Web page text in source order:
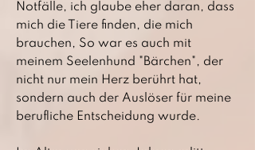
Notfälle, ich glaube eher daran, dass
mich die Tiere finden, die mich
brauchen, So war es auch mit
meinem Seelenhund "Bärchen", der
nicht nur mein Herz berührt hat,
sondern auch der Auslöser für meine
berufliche Entscheidung wurde.